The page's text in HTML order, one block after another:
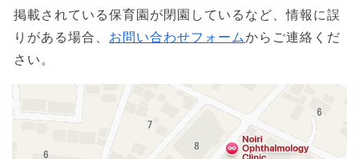
掲載されている保育園が閉園しているなど、情報に誤
りがある場合、 お問い合わせフォームからご連絡くだ
さい。